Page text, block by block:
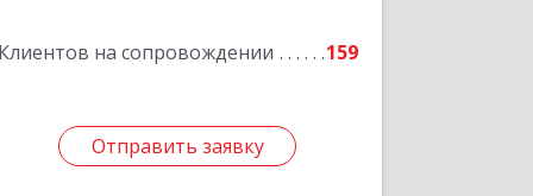
Клиентов на сопровождении 159
Отправить заявку
Подробнее
Отправить заявку